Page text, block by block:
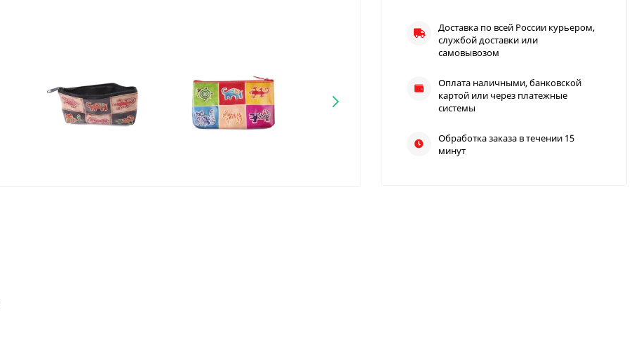
Доставка по всей России курьером,
службой доставки или
самовывозом
Оплата наличными, банковской
картой или через платежные
системы
Обработка заказа в течении 15
минут